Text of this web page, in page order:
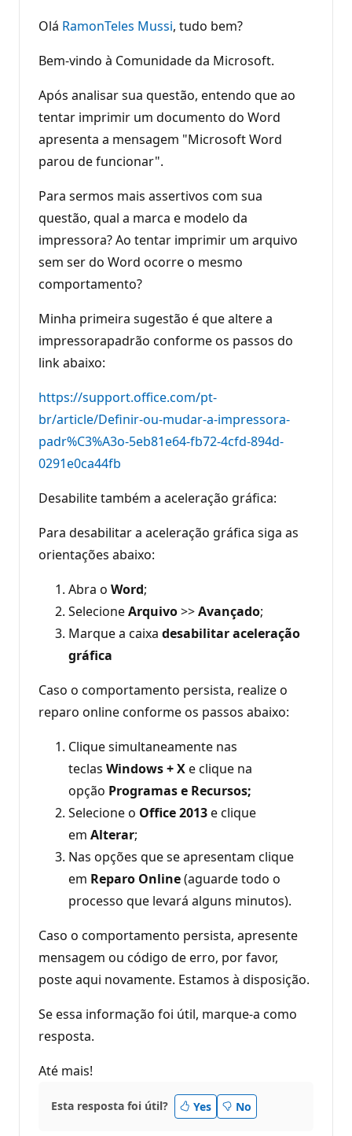
Olá RamonTeles Mussi, tudo bem?
Bem-vindo à Comunidade da Microsoft.
Após analisar sua questão, entendo que ao
tentar imprimir um documento do Word
apresenta a mensagem "Microsoft Word
parou de funcionar".
Para sermos mais assertivos com sua
questão, qual a marca e modelo da
impressora? Ao tentar imprimir um arquivo
sem ser do Word ocorre o mesmo
comportamento?
Minha primeira sugestão é que altere a
impressorapadrão conforme os passos do
link abaixo:
https://support.office.com/pt-
br/article/Definir-ou-mudar-a-impressora-
padr%C3%A3o-5eb81e64-fb72-4cfd-894d-
0291e0ca44fb
Desabilite também a aceleração gráfica:
Para desabilitar a aceleração gráfica siga as
orientações abaixo:
Abra o Word;
SelecioneArquivo>>Avançado;
Marque a caixa desabilitar aceleração
gráfica
Caso o comportamento persista, realize o
reparo online conforme os passos abaixo:
Clique simultaneamente nas
teclas Windows + Xe clique na
opção Programas e Recursos;
Selecione o Office 2013e clique
em Alterar;
Nas opções que se apresentam clique
em Reparo Online(aguarde todo o
processo que levará alguns minutos).
Caso o comportamento persista, apresente
mensagem ou código de erro, por favor,
poste aqui novamente. Estamos à disposição.
Se essa informação foi útil, marque-a como
resposta.
Até mais!
Esta resposta foi útil? Yes No